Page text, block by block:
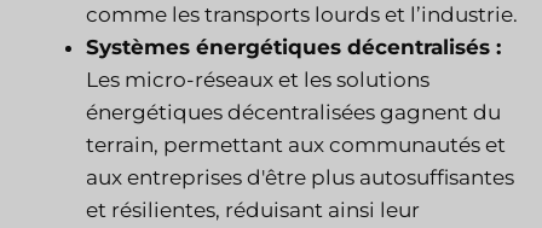
comme les transports lourds et l’industrie.
Systèmes énergétiques décentralisés :
Les micro-réseaux et les solutions
énergétiques décentralisées gagnent du
terrain, permettant aux communautés et
aux entreprises d'être plus autosuffisantes
et résilientes, réduisant ainsi leur